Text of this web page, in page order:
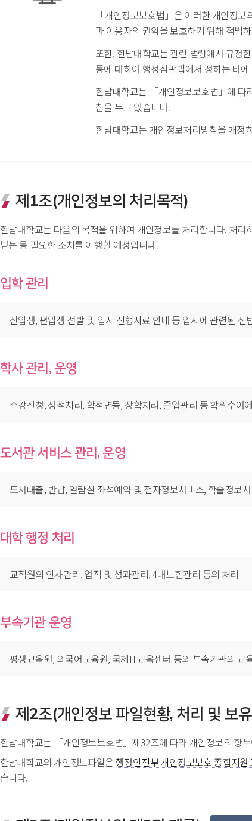
「개인정보보호법」은 이러한 개인정
과 이용자의 권익을 보호하기 위해 적법
또한, 한남대학교는 관련 법령에서 규정
등에 대하여 행정심판법에서 정하는 바
한남대학교는 「개인정보보호법」에 따
침을 두고 있습니다.
한남대학교는 개인정보처리방침을 개정
제1조(개인정보의 처리목적)
한남대학교는 다음의 목적을 위하여 개인정보를 처리합니다. 처
받는 등 필요한 조치를 이행할 예정입니다.
입학 관리
신입생, 편입생 선발 및 입시 전형자료 안내 등 입시에 관련된 전
학사 관리, 운영
수강신청, 성적처리, 학적변동, 장학처리, 졸업관리 등 학위수여
도서관 서비스 관리, 운영
도서대출, 반납, 열람실 좌석예약 및 전자정보서비스, 학술정보
대학 행정 처리
교직원의 인사관리, 업적 및 성과관리, 4대보험관리 등의 처리
부속기관 운영
평생교육원, 외국어교육원, 국제IT교육센터 등의 부속기관의 교
제2조(개인정보 파일현황, 처리 및 보
한남대학교는 「개인정보보호법」제32조에 따라 개인정보의 항
한남대학교의 개인정보파일은 행정안전부 개인정보보호 종합지
습니다.